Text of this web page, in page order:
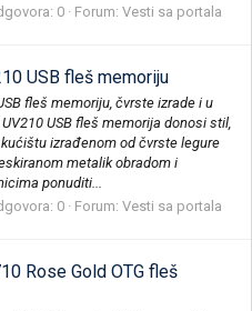
0 Forum: Vesti sa portala
USB fleš memoriju
fleš memoriju, čvrste izrade i u
USB fleš memorija donosi stil,
izrađenom od čvrste legure
metalik obradom i
ponuditi...
0 Forum: Vesti sa portala
Rose Gold OTG fleš